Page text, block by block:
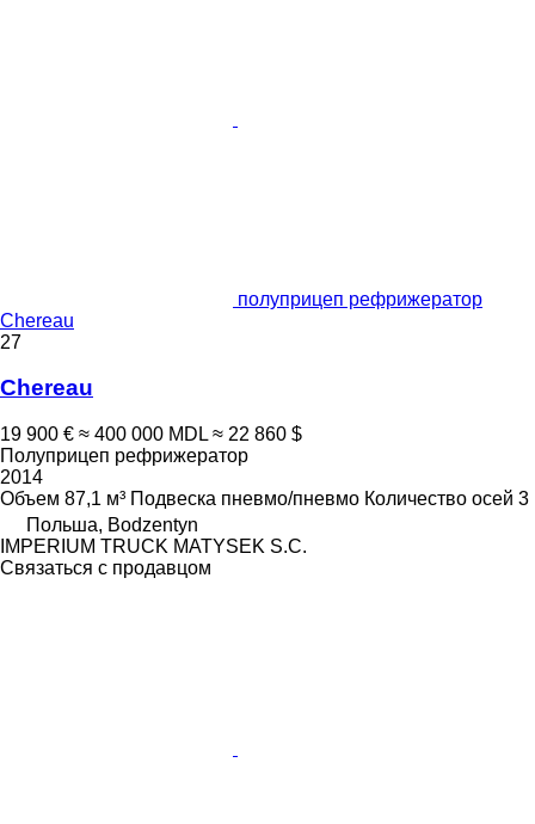
полуприцеп рефрижератор
Chereau
27
Chereau
19 900 € ≈ 400 000 MDL ≈ 22 860 $
Полуприцеп рефрижератор
2014
Объем 87,1 м³ Подвеска пневмо/пневмо Количество осей 3
Польша, Bodzentyn
IMPERIUM TRUCK MATYSEK S.C.
Связаться с продавцом